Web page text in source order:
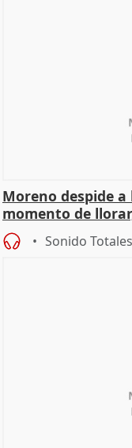
Moreno despide a
momento de
homenaje"
Sonido Totales